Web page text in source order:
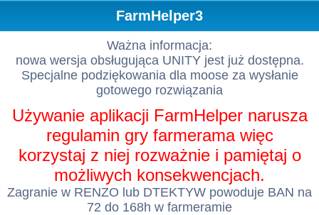
FarmHelper3
Ważna informacja:
nowa wersja obsługująca UNITY jest już dostępna.
Specjalne podziękowania dla moose za wysłanie
gotowego rozwiązania
Używanie aplikacji FarmHelper narusza
regulamin gry farmerama więc
korzystaj z niej rozważnie i pamiętaj o
możliwych konsekwencjach.
Zagranie w RENZO lub DTEKTYW powoduje BAN na
72 do 168h w farmeramie